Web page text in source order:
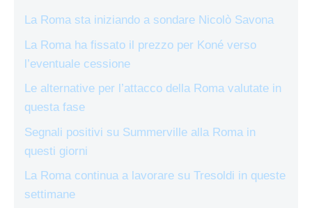
La Roma sta iniziando a sondare Nicolò Savona
La Roma ha fissato il prezzo per Koné verso
l’eventuale cessione
Le alternative per l’attacco della Roma valutate in
questa fase
Segnali positivi su Summerville alla Roma in
questi giorni
La Roma continua a lavorare su Tresoldi in queste
settimane